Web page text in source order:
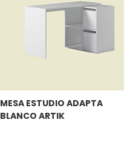
MESA ESTUDIO ADAPTA
BLANCO ARTIK